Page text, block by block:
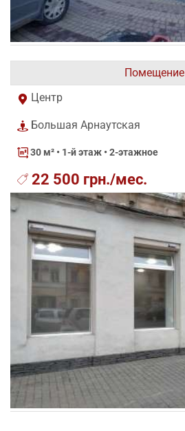
Помещение
Центр
Большая Арнаутская
30 м² • 1-й этаж • 2-этажное
22 500 грн./мес.